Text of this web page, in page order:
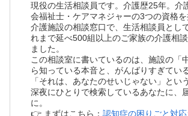
現役の生活相談員です。介護歴25年。介
会福祉士・ケアマネジャーの3つの資格
介護施設の相談窓口で、生活相談員とし
れまで延べ500組以上のご家族の介護相
ました。
この相談室に書いているのは、施設の「
ら知っている本音と、がんばりすぎてい
「それは、あなたのせいじゃない」とい
深夜にひとりで検索しているあなたに、
に。
👉 まずはこちら：認知症の困りごと対応